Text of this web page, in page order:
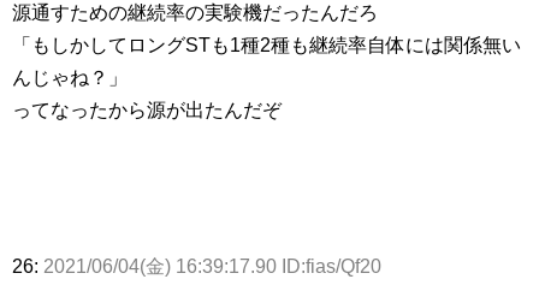
源通すための継続率の実験機だったんだろ
「もしかしてロングSTも1種2種も継続率自体には関係無い
んじゃね？」
ってなったから源が出たんだぞ
26: 2021/06/04(金) 16:39:17.90 ID:fias/Qf20